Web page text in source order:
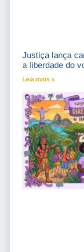
Justiça lança
a liberdade do
Leia mais »